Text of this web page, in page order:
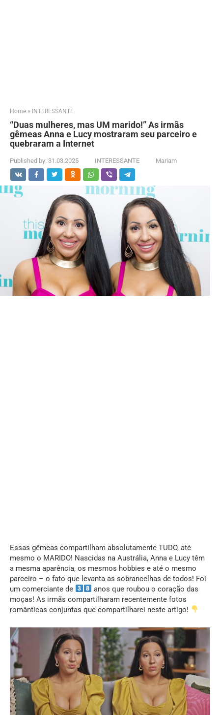
Home » INTERESSANTE
“Duas mulheres, mas UM marido!” As irmãs
gêmeas Anna e Lucy mostraram seu parceiro e
quebraram a Internet
Published by: 31.03.2025 INTERESSANTE Mariam
Essas gêmeas compartilham absolutamente TUDO, até
mesmo o MARIDO! Nascidas na Austrália, Anna e Lucy têm
a mesma aparência, os mesmos hobbies e até o mesmo
parceiro – o fato que levanta as sobrancelhas de todos! Foi
um comerciante de
anos que roubou o coração das
moças! As irmãs compartilharam recentemente fotos
românticas conjuntas que compartilharei neste artigo!